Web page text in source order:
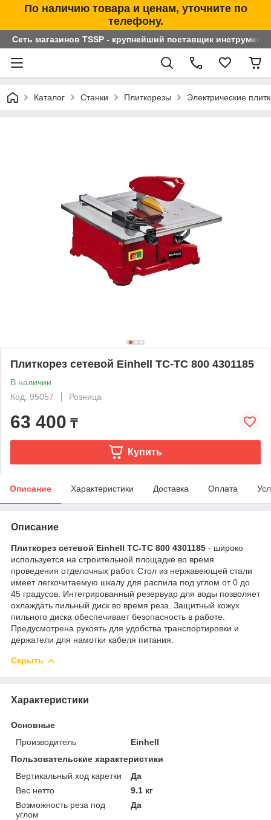
По наличию товара и ценам, уточните по
телефону.
Сеть магазинов TSSP - крупнейший поставщик
Каталог Станки Плиткорезы Электрические
Плиткорез сетевой Einhell TC-TC 800 4301185
В наличии
Код: 95057
Розница
63 400 ₸
Купить
Описание Характеристики Доставка Оплата
Описание
Плиткорез сетевой Einhell TC-TC 800 4301185 - широко
используется на строительной площадке во время
проведения отделочных работ. Стол из нержавеющей стали
имеет легкочитаемую шкалу для распила под углом от 0 до
45 градусов. Интегрированный резервуар для воды позволяет
охлаждать пильный диск во время реза. Защитный кожух
пильного диска обеспечивает безопасность в работе.
Предусмотрена рукоять для удобства транспортировки и
держатели для намотки кабеля питания.
Скрыть
Характеристики
Основные
Производитель
Einhell
Пользовательские характеристики
Вертикальный ход каретки
Да
Вес нетто
9.1 кг
Возможность реза под
углом
Да